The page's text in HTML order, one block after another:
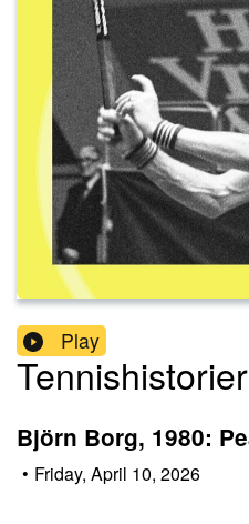
Play
Tennishistorier
Björn Borg, 1980:
• Friday, April 10, 2026